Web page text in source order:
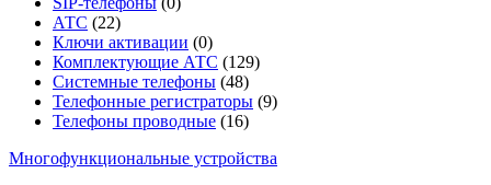
АТС (22)
Ключи активации (0)
Комплектующие АТС (129)
Системные телефоны (48)
Телефонные регистраторы (9)
Телефоны проводные (16)
Многофункциональные устройства